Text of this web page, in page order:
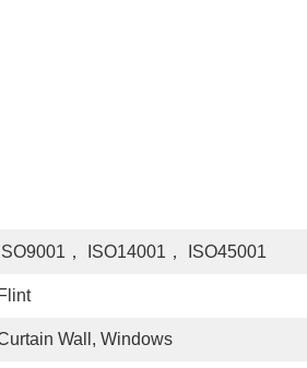
ISO9001， ISO14001， ISO45001
Flint
Wall, Windows